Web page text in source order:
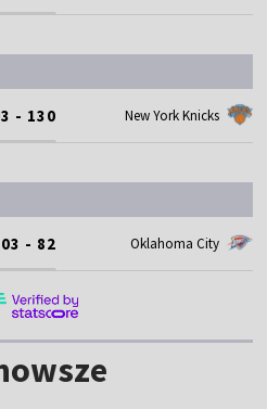
- 130 New York Knicks
- 82 Oklahoma City